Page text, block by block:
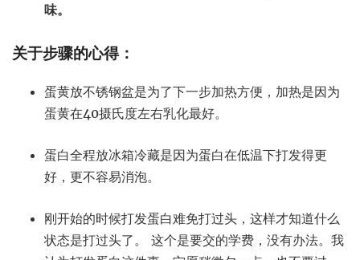
味。
关于步骤的心得：
蛋黄放不锈钢盆是为了下一步加热方便，加热是因为
蛋黄在40摄氏度左右乳化最好。
蛋白全程放冰箱冷藏是因为蛋白在低温下打发得更
好，更不容易消泡。
刚开始的时候打发蛋白难免打过头，这样才知道什么
状态是打过头了。 这个是要交的学费，没有办法。我